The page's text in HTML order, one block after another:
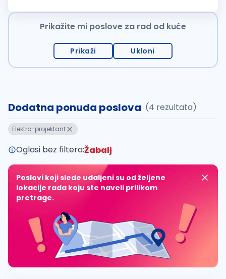
izvedbe...
Prikažite mi poslove za rad od kuće
Prikaži Ukloni
Dodatna ponuda poslova (4 rezultata)
Elektro-projektant
Oglasi bez filtera:Žabalj
Poslovi koji slede udaljeni su od željene
lokacije rada koju ste naveli prilikom
pretrage.